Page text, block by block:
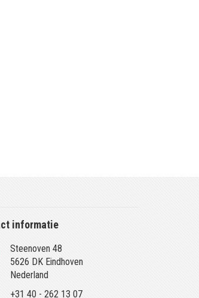
informatie
Steenoven 48
5626 DK Eindhoven
Nederland
+31 40 - 262 13 07